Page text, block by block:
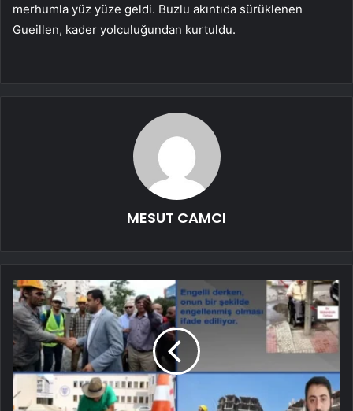
merhumla yüz yüze geldi. Buzlu akıntıda sürüklenen
Gueillen, kader yolculuğundan kurtuldu.
MESUT CAMCI